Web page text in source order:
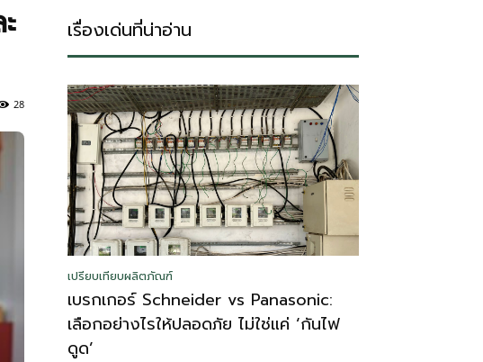
28
เรื่องเด่นที่น่าอ่าน
เปรียบเทียบผลิตภัณฑ์
เบรกเกอร์ Schneider vs Panasonic:
เลือกอย่างไรให้ปลอดภัย ไม่ใช่แค่ ‘กันไฟ
ดูด’